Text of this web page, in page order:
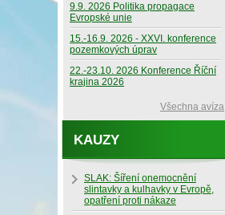
9.9. 2026 Politika propagace
Evropské unie
15.-16.9. 2026 - XXVI. konference
pozemkových úprav
22.-23.10. 2026 Konference Říční
krajina 2026
Všechna avíza
KAUZY
SLAK: Šíření onemocnění
slintavky a kulhavky v Evropě,
opatření proti nákaze